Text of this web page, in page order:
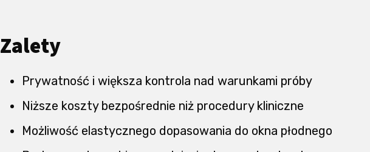
Zalety
Prywatność i większa kontrola nad warunkami próby
Niższe koszty bezpośrednie niż procedury kliniczne
Możliwość elastycznego dopasowania do okna płodnego